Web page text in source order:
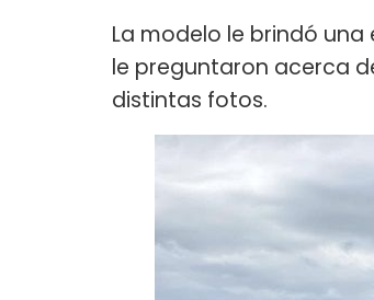
La modelo le brindó
le preguntaron acerca
distintas fotos.